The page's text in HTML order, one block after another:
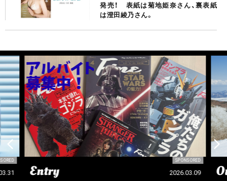
発売！ 表紙は菊地姫奈さん、裏表紙
は澄田綾乃さん。
SPONSORED
Entry 2026.03.09